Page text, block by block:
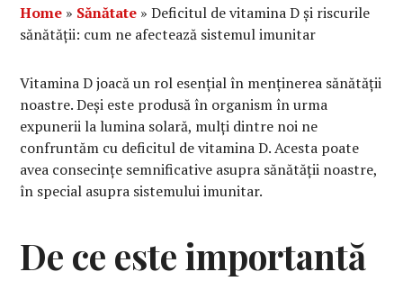
Home » Sănătate »Deficitul de vitamina D și riscurile
sănătății: cum ne afectează sistemul imunitar
Vitamina D joacă un rol esențial în menținerea sănătății
noastre. Deși este produsă în organism în urma
expunerii la lumina solară, mulți dintre noi ne
confruntăm cu deficitul de vitamina D. Acesta poate
avea consecințe semnificative asupra sănătății noastre,
în special asupra sistemului imunitar.
De ce este importantă